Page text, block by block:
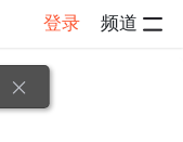
登录 频道